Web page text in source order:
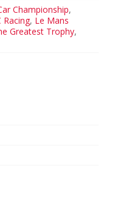
Championship,
Racing, Le Mans
Greatest Trophy,